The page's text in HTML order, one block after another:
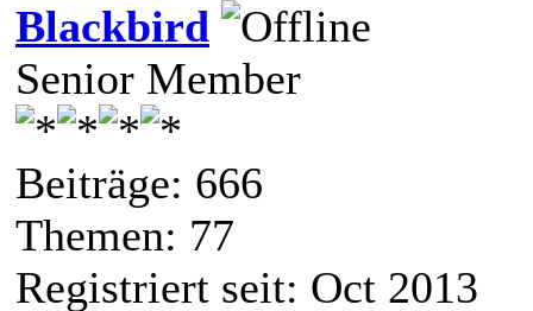
Blackbird
Senior Member
Beiträge: 666
Themen: 77
Registriert seit: Oct 2013